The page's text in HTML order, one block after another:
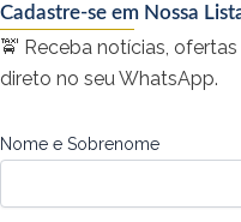
Cadastre-se em Nossa
🚖 Receba notícias,
direto no seu WhatsApp.
Nome e Sobrenome